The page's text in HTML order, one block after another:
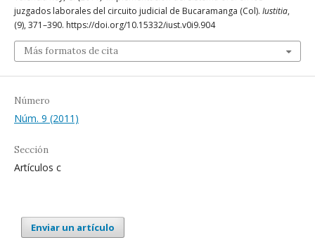
juzgados laborales del circuito judicial de Bucaramanga (Col). Iustitia,
(9), 371–390. https://doi.org/10.15332/iust.v0i9.904
Más formatos de cita
Número
Núm. 9 (2011)
Sección
Artículos c
Enviar un artículo